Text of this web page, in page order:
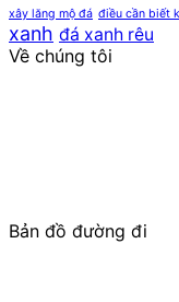
xây lăng mộ đá điều cần biết
xanh đá xanh rêu
Về chúng tôi
Bản đồ đường đi